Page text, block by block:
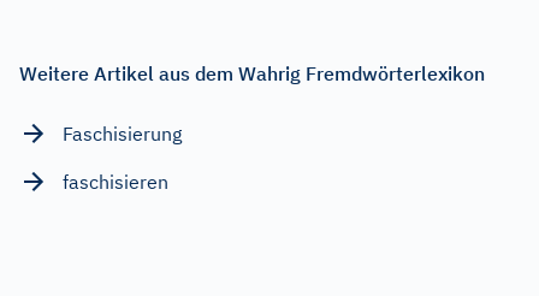
Weitere Artikel aus dem Wahrig Fremdwörterlexikon
Faschisierung
faschisieren